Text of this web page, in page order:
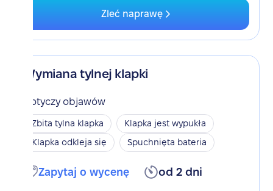
Zleć naprawę
Wymiana tylnej klapki
Dotyczy objawów
Zbita tylna klapka
Klapka jest wypukła
Klapka odkleja się
Spuchnięta bateria
Zapytaj o wycenę od 2 dni